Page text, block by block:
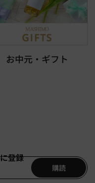
お中元・ギフト
登録
購読